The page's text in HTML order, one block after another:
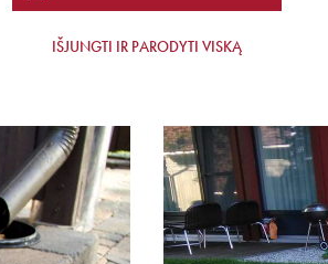
IŠJUNGTI IR PARODYTI VISKĄ